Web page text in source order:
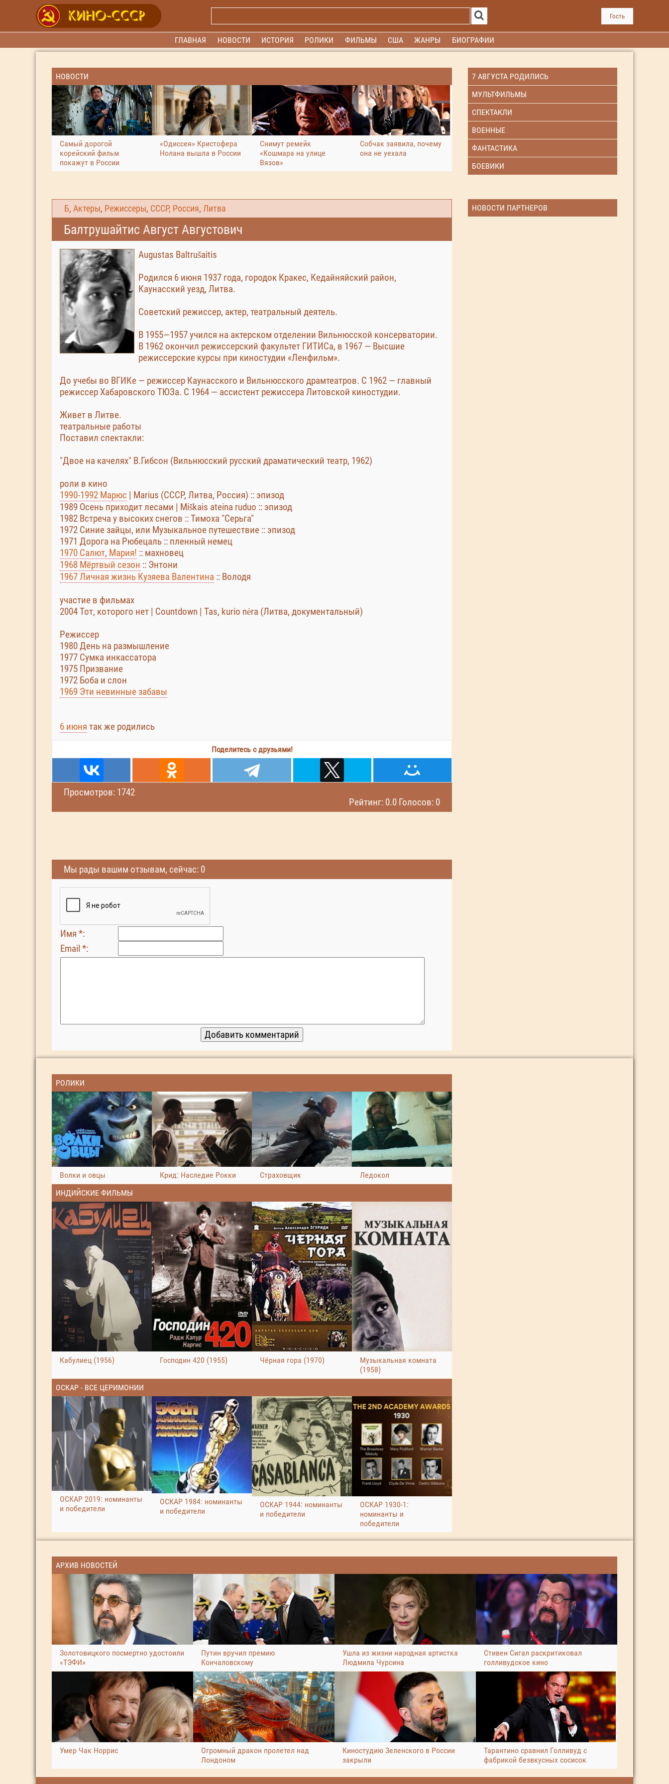
Гость
ГЛАВНАЯ НОВОСТИ ИСТОРИЯ РОЛИКИ ФИЛЬМЫ США ЖАНРЫ БИОГРАФИИ
НОВОСТИ
Самый дорогой
корейский фильм
покажут в России
«Одиссея» Кристофера
Нолана вышла в России
Снимут ремейк
«Кошмара на улице
Вязов»
Собчак заявила, почему
она не уехала
7 АВГУСТА РОДИЛИСЬ
МУЛЬТФИЛЬМЫ
СПЕКТАКЛИ
ВОЕННЫЕ
ФАНТАСТИКА
БОЕВИКИ
Б, Актеры, Режиссеры, СССР, Россия, Литва
Балтрушайтис Август Августович
Augustas Baltrušaitis
Родился 6 июня 1937 года, городок Кракес, Кедайняйский район,
Каунасский уезд, Литва.
Советский режиссер, актер, театральный деятель.
В 1955—1957 учился на актерском отделении Вильнюсской консерватории.
В 1962 окончил режиссерский факультет ГИТИСа, в 1967 — Высшие
режиссерские курсы при киностудии «Ленфильм».
До учебы во ВГИКе — режиссер Каунасского и Вильнюсского драмтеатров. С 1962 — главный
режиссер Хабаровского ТЮЗа. С 1964 — ассистент режиссера Литовской киностудии.
Живет в Литве.
театральные работы
Поставил спектакли:
"Двое на качелях" В.Гибсон (Вильнюсский русский драматический театр, 1962)
роли в кино
1990-1992 Марюс | Marius (СССР, Литва, Россия) :: эпизод
1989 Осень приходит лесами | Miškais ateina ruduo :: эпизод
1982 Встреча у высоких снегов :: Тимоха "Серьга"
1972 Синие зайцы, или Музыкальное путешествие :: эпизод
1971 Дорога на Рюбецаль :: пленный немец
1970 Салют, Мария! :: махновец
1968 Мёртвый сезон :: Энтони
1967 Личная жизнь Кузяева Валентина :: Володя
участие в фильмах
2004 Тот, которого нет | Countdown | Tas, kurio nėra (Литва, документальный)
Режиссер
1980 День на размышление
1977 Сумка инкассатора
1975 Призвание
1972 Боба и слон
1969 Эти невинные забавы
6 июня так же родились
Поделитесь с друзьями!
Просмотров: 1742
Рейтинг: 0.0 Голосов: 0
НОВОСТИ ПАРТНЕРОВ
Мы рады вашим отзывам, сейчас: 0
Имя *:
Email *:
РОЛИКИ
Волки и овцы Крид: Наследие Рокки Страховщик
Ледокол
ИНДИЙСКИЕ ФИЛЬМЫ
Кабулиец (1956) Господин 420 (1955) Чёрная гора (1970)
Музыкальная комната
(1958)
ОСКАР - ВСЕ ЦЕРИМОНИИ
ОСКАР 2019: номинанты
и победители
ОСКАР 1984: номинанты
и победители
ОСКАР 1944: номинанты
и победители
ОСКАР 1930-1:
номинанты и
победители
АРХИВ НОВОСТЕЙ
Золотовицкого посмертно удостоили
«ТЭФИ»
Путин вручил премию
Кончаловскому
Ушла из жизни народная артистка
Людмила Чурсина
Стивен Сигал раскритиковал
голливудское кино
Умер Чак Норрис
Огромный дракон пролетел над
Лондоном
Киностудию Зеленского в России
закрыли
Тарантино сравнил Голливуд с
фабрикой безвкусных сосисок